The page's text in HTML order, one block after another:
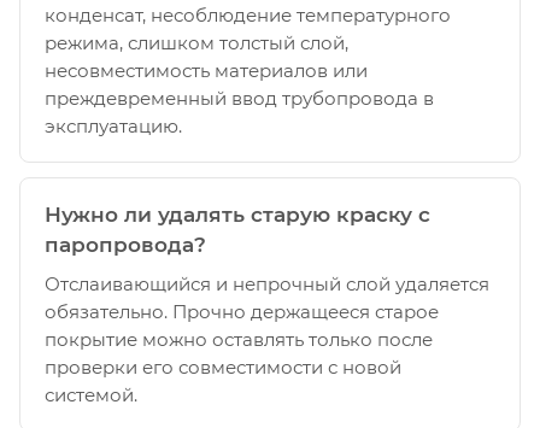
конденсат, несоблюдение температурного
режима, слишком толстый слой,
несовместимость материалов или
преждевременный ввод трубопровода в
эксплуатацию.
Нужно ли удалять старую краску с
паропровода?
Отслаивающийся и непрочный слой удаляется
обязательно. Прочно держащееся старое
покрытие можно оставлять только после
проверки его совместимости с новой
системой.